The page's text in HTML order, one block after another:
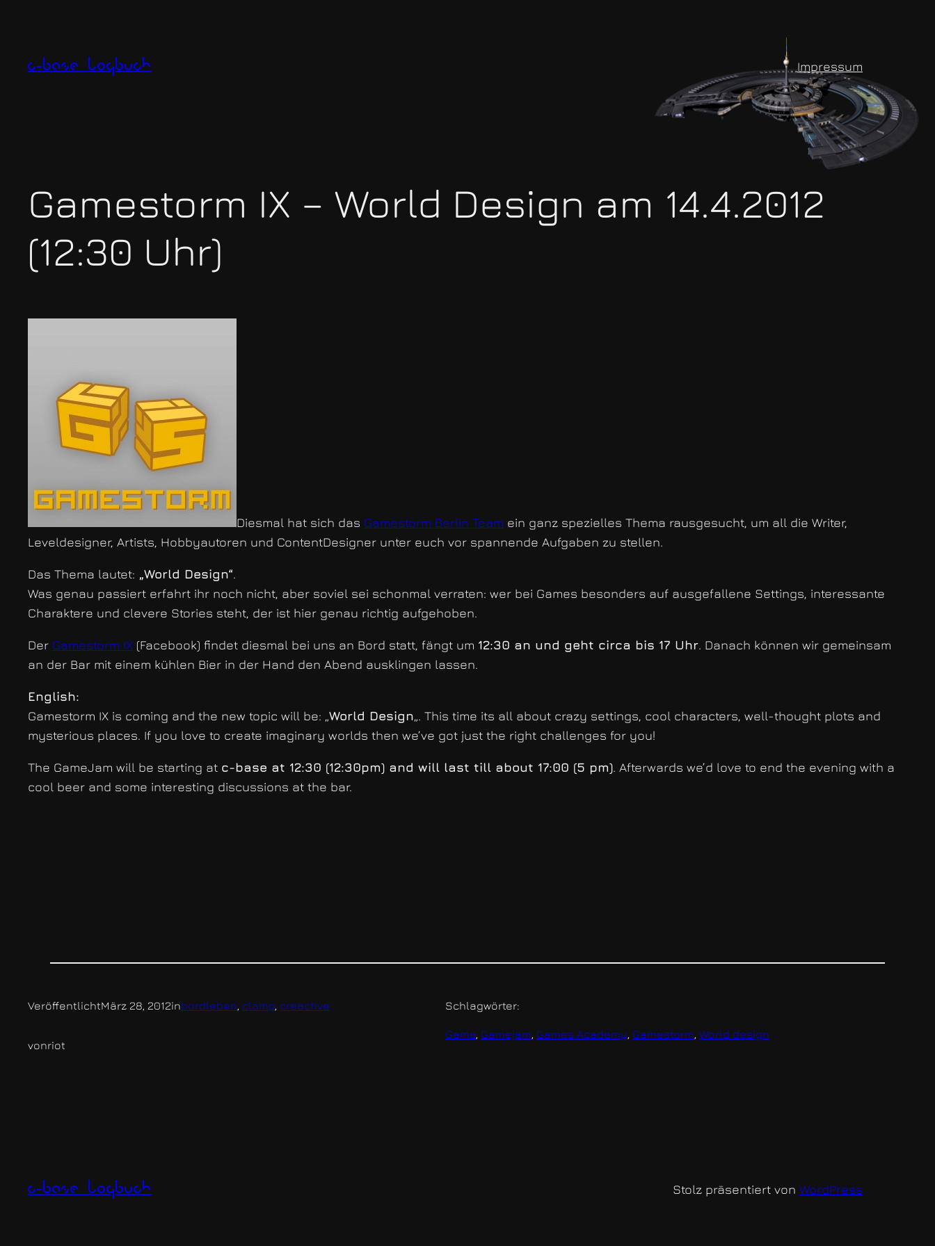
c-base logbuch Impressum
Gamestorm IX – World Design am 14.4.2012
(12:30 Uhr)
Diesmal hat sich das Gamestorm Berlin Team ein ganz spezielles Thema rausgesucht, um all die Writer,
Leveldesigner, Artists, Hobbyautoren und ContentDesigner unter euch vor spannende Aufgaben zu stellen.
Das Thema lautet: „World Design“.
Was genau passiert erfahrt ihr noch nicht, aber soviel sei schonmal verraten: wer bei Games besonders auf ausgefallene Settings, interessante
Charaktere und clevere Stories steht, der ist hier genau richtig aufgehoben.
Der Gamestorm IX (Facebook) findet diesmal bei uns an Bord statt, fängt um 12:30 an und geht circa bis 17 Uhr. Danach können wir gemeinsam
an der Bar mit einem kühlen Bier in der Hand den Abend ausklingen lassen.
English:
Gamestorm IX is coming and the new topic will be: „World Design„. This time its all about crazy settings, cool characters, well-thought plots and
mysterious places. If you love to create imaginary worlds then we’ve got just the right challenges for you!
The GameJam will be starting at c-base at 12:30 (12:30pm) and will last till about 17:00 (5 pm). Afterwards we’d love to end the evening with a
cool beer and some interesting discussions at the bar.
VeröffentlichtMärz 28, 2012inbordleben, clamp, creactive
vonriot
Schlagwörter:
Game, Gamejam, Games Academy, Gamestorm, World design
c-base logbuch Stolz präsentiert von WordPress